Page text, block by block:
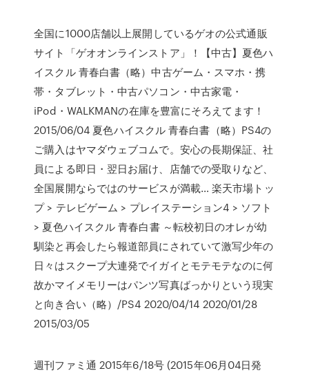
全国に1000店舗以上展開しているゲオの公式通販
サイト「ゲオオンラインストア」！【中古】夏色ハ
イスクル 青春白書（略）中古ゲーム・スマホ・携
帯・タブレット・中古パソコン・中古家電・
iPod・WALKMANの在庫を豊富にそろえてます！
2015/06/04 夏色ハイスクル 青春白書（略）PS4の
ご購入はヤマダウェブコムで。安心の長期保証、社
員による即日・翌日お届け、店舗での受取りなど、
全国展開ならではのサービスが満載… 楽天市場トッ
プ > テレビゲーム > プレイステーション4 > ソフト
> 夏色ハイスクル 青春白書 ～転校初日のオレが幼
馴染と再会したら報道部員にされていて激写少年の
日々はスクープ大連発でイガイとモテモテなのに何
故かマイメモリーはパンツ写真ばっかりという現実
と向き合い（略）/PS4 2020/04/14 2020/01/28
2015/03/05
週刊ファミ通 2015年6/18号 (2015年06月04日発